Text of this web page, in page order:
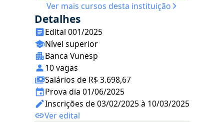
Ver mais cursos desta instituição
Detalhes
Edital 001/2025
Nível superior
Banca Vunesp
10 vagas
Salários de R$ 3.698,67
Prova dia 01/06/2025
Inscrições de 03/02/2025 à 10/03/2025
Ver edital